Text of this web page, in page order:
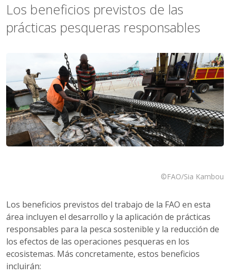
Los beneficios previstos de las
prácticas pesqueras responsables
©FAO/Sia Kambou
Los beneficios previstos del trabajo de la FAO en esta
área incluyen el desarrollo y la aplicación de prácticas
responsables para la pesca sostenible y la reducción de
los efectos de las operaciones pesqueras en los
ecosistemas. Más concretamente, estos beneficios
incluirán: